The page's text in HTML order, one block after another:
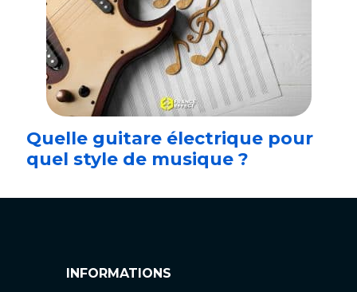
Quelle guitare électrique pour
quel style de musique ?
INFORMATIONS